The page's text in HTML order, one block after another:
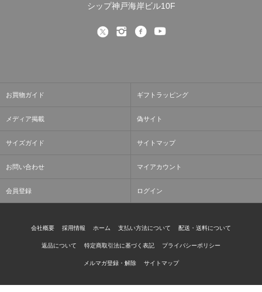
シップ神戸海岸ビル10F
お買物ガイド ギフトラッピング
メディア掲載 偽サイト
サイズガイド サイトマップ
お問い合わせ マイアカウント
会員登録 ログイン
会社概要 採用情報 ホーム 支払い方法について 配送・送料について
返品について 特定商取引法に基づく表記 プライバシーポリシー
メルマガ登録・解除 サイトマップ